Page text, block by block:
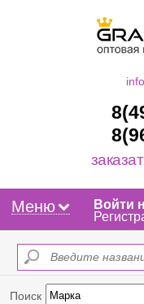
Меню
Войти
Поиск